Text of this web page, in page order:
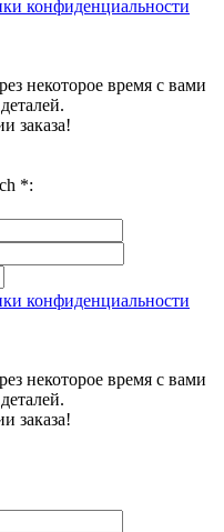
конфиденциальности
некоторое время с вами
заказа!
*:
конфиденциальности
некоторое время с вами
заказа!